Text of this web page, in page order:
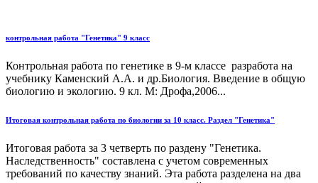
контрольная работа "Генетика" 9 класс
Контрольная работа по генетике в 9-м классе разработа на
учебнику Каменский А.А. и др.Биология. Введение в общую
биологию и экологию. 9 кл. М: Дрофа,2006...
Итоговая контрольная работа по биологии за 10 класс. Раздел "Генетика"
Итоговая работа за 3 четверть по раздену "Генетика.
Наследственность" составлена с учетом современных
требований по качеству знаний. Эта работа разделена на два